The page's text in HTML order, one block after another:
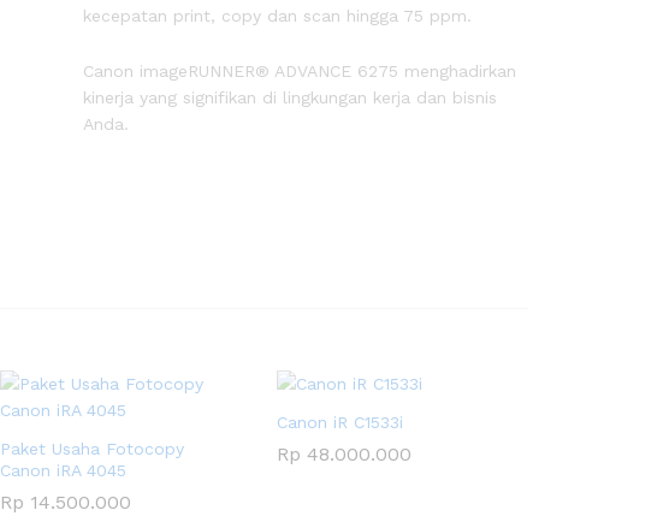
kecepatan print, copy dan scan hingga 75 ppm.
Canon imageRUNNER® ADVANCE 6275 menghadirkan
kinerja yang signifikan di lingkungan kerja dan bisnis
Anda.
Paket Usaha Fotocopy
Canon iRA 4045
Rp 14.500.000
Canon iR C1533i
Rp 48.000.000